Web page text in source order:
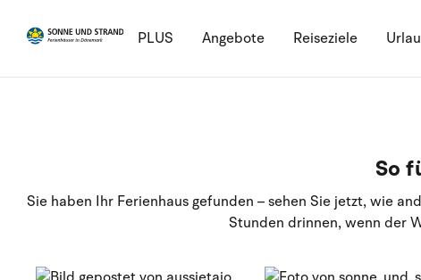
PLUS Angebote Reiseziele
So
Sie haben Ihr Ferienhaus gefunden – sehen Sie jetzt, wie
Stunden drinnen, wenn der